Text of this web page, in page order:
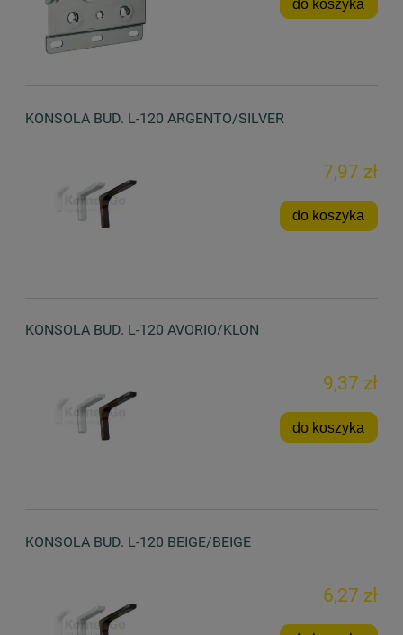
do koszyka
KONSOLA BUD. L-120 ARGENTO/SILVER
7,97 zł
do koszyka
KONSOLA BUD. L-120 AVORIO/KLON
9,37 zł
do koszyka
KONSOLA BUD. L-120 BEIGE/BEIGE
6,27 zł